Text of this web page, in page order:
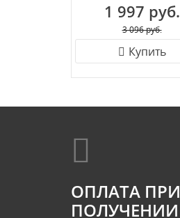
1 997 руб.
3 096 руб.
Купить
ОПЛАТА ПРИ
ПОЛУЧЕНИИ